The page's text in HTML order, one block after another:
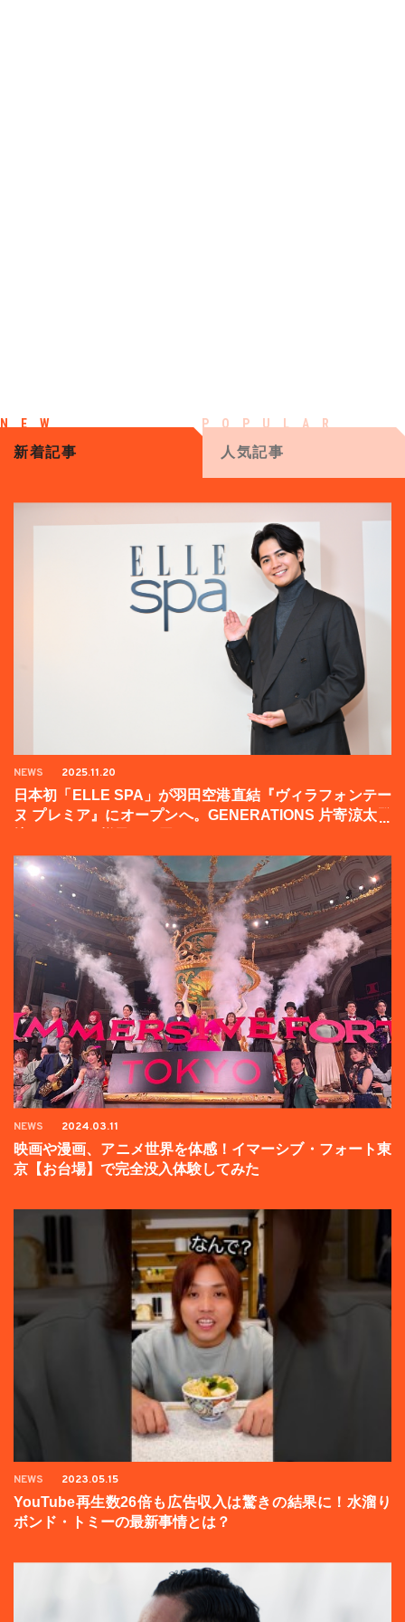
新着記事 人気記事
NEWS 2025.11.20
日本初「ELLE SPA」が羽田空港直結『ヴィラフォンテー
ヌ プレミア』にオープンへ。GENERATIONS 片寄涼太登
NEWS 2024.03.11
映画や漫画、アニメ世界を体感！イマーシブ・フォート東
京【お台場】で完全没入体験してみた
NEWS 2023.05.15
YouTube再生数26倍も広告収入は驚きの結果に！水溜り
ボンド・トミーの最新事情とは？